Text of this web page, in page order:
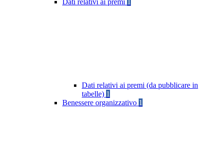
Dati relativi ai premi
Dati relativi ai premi (da pubblicare in
tabelle) 1
Benessere organizzativo 1